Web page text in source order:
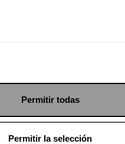
Permitir todas
Permitir la selección